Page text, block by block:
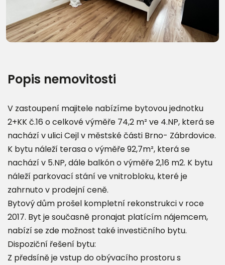
Další fotografie (13)
Popis nemovitosti
V zastoupení majitele nabízíme bytovou jednotku
2+KK č.16 o celkové výměře 74,2 m² ve 4.NP, která se
nachází v ulici Cejl v městské části Brno- Zábrdovice.
K bytu náleží terasa o výměře 92,7m², která se
nachází v 5.NP, dále balkón o výměře 2,16 m2. K bytu
náleží parkovací stání ve vnitrobloku, které je
zahrnuto v prodejní ceně.
Bytový dům prošel kompletní rekonstrukci v roce
2017. Byt je současně pronajat platícím nájemcem,
nabízí se zde možnost také investičního bytu.
Dispoziční řešení bytu:
Z předsíně je vstup do obývacího prostoru s